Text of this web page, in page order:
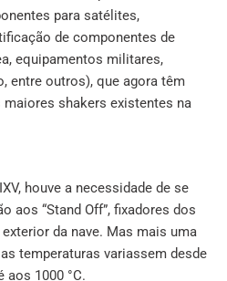
para satélites,
de componentes de
equipamentos militares,
entre outros), que agora têm
shakers existentes na
houve a necessidade de se
aos “Stand Off”, fixadores dos
da nave. Mas mais uma
temperaturas variassem desde
aos 1000 °C.